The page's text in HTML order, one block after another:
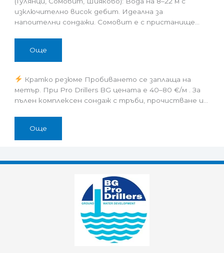
изключително висок дебит. Идеална за
напоителни сондажи. Сомовит е с пристанище…
Още
Кратко резюме Пробиването се заплаща на
метър. При Pro Drillers BG цената е 40–80 €/м . За
пълен комплексен сондаж с тръби, прочистване и…
Още